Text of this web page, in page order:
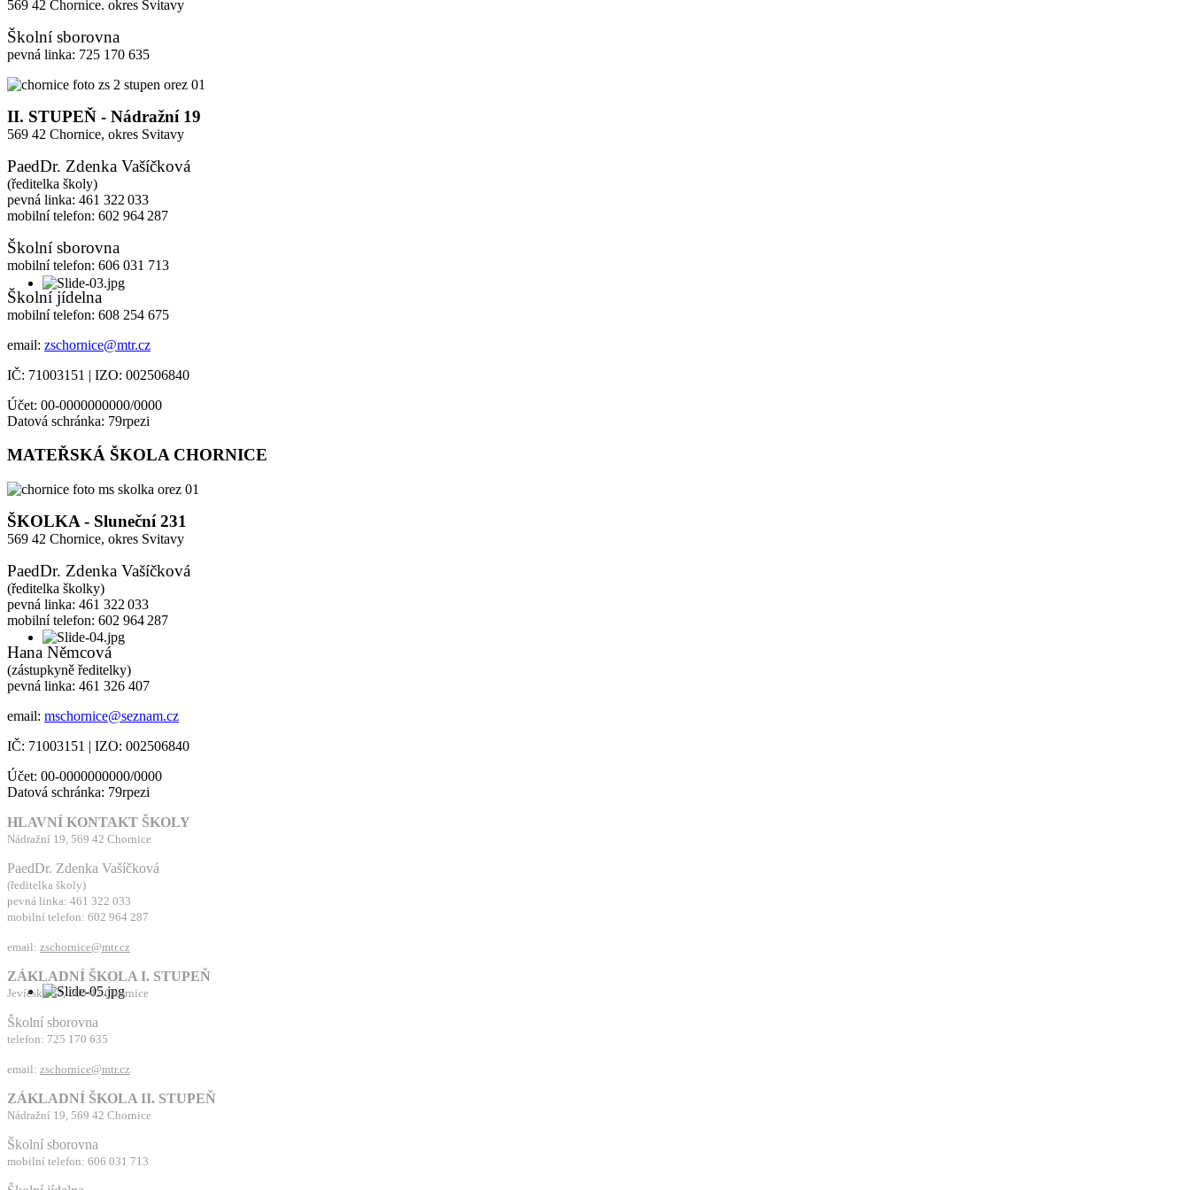
569 42 Chornice. okres Svitavy
Školní sborovna
pevná linka: 725 170 635
II. STUPEŇ - Nádražní 19
569 42 Chornice, okres Svitavy
PaedDr. Zdenka Vašíčková
(ředitelka školy)
pevná linka: 461 322 033
mobilní telefon: 602 964 287
Školní sborovna
mobilní telefon: 606 031 713
Školní jídelna
mobilní telefon: 608 254 675
email: zschornice@mtr.cz
IČ: 71003151 | IZO: 002506840
Účet: 00-0000000000/0000
Datová schránka: 79rpezi
MATEŘSKÁ ŠKOLA CHORNICE
ŠKOLKA - Sluneční 231
569 42 Chornice, okres Svitavy
PaedDr. Zdenka Vašíčková
(ředitelka školky)
pevná linka: 461 322 033
mobilní telefon: 602 964 287
Hana Němcová
(zástupkyně ředitelky)
pevná linka: 461 326 407
email: mschornice@seznam.cz
IČ: 71003151 | IZO: 002506840
Účet: 00-0000000000/0000
Datová schránka: 79rpezi
HLAVNÍ KONTAKT ŠKOLY
Nádražní 19, 569 42 Chornice
PaedDr. Zdenka Vašíčková
(ředitelka školy)
pevná linka: 461 322 033
mobilní telefon: 602 964 287
email: zschornice@mtr.cz
ZÁKLADNÍ ŠKOLA I. STUPEŇ
Jevíčská 85, 569 42 Chornice
Školní sborovna
telefon: 725 170 635
email: zschornice@mtr.cz
ZÁKLADNÍ ŠKOLA II. STUPEŇ
Nádražní 19, 569 42 Chornice
Školní sborovna
mobilní telefon: 606 031 713